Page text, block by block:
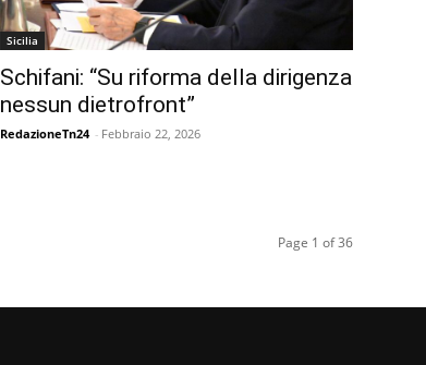
Sicilia
Schifani: “Su riforma della dirigenza
nessun dietrofront”
RedazioneTn24 - Febbraio 22, 2026
Page 1 of 36